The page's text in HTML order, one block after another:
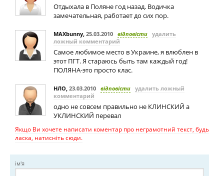
Отдыхала в Поляне год назад. Водичка
замечательная, работает до сих пор.
MAXbunny, 25.03.2010 відповісти удалить
ложный комментарий
Самое любимое место в Украине, я влюблен в
этот ПГТ. Я стараюсь быть там каждый год!
ПОЛЯНА-это просто клас.
НЛО, 23.03.2010 відповісти удалить ложный
комментарий
одно не совсем правильно не КЛИНСКИЙ а
УКЛИНСКИЙ перевал
Якщо Ви хочете написати коментар про неграмотний текст, будь
ласка, натисніть сюди.
ім'я